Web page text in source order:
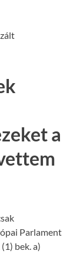
a
Parlament
bek. a)